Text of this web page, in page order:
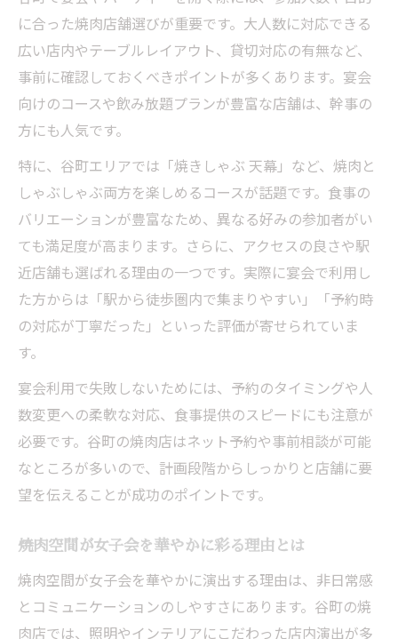
に合った焼肉店舗選びが重要です。大人数に対応できる
広い店内やテーブルレイアウト、貸切対応の有無など、
事前に確認しておくべきポイントが多くあります。宴会
向けのコースや飲み放題プランが豊富な店舗は、幹事の
方にも人気です。
特に、谷町エリアでは「焼きしゃぶ 天幕」など、焼肉と
しゃぶしゃぶ両方を楽しめるコースが話題です。食事の
バリエーションが豊富なため、異なる好みの参加者がい
ても満足度が高まります。さらに、アクセスの良さや駅
近店舗も選ばれる理由の一つです。実際に宴会で利用し
た方からは「駅から徒歩圏内で集まりやすい」「予約時
の対応が丁寧だった」といった評価が寄せられていま
す。
宴会利用で失敗しないためには、予約のタイミングや人
数変更への柔軟な対応、食事提供のスピードにも注意が
必要です。谷町の焼肉店はネット予約や事前相談が可能
なところが多いので、計画段階からしっかりと店舗に要
望を伝えることが成功のポイントです。
焼肉空間が女子会を華やかに彩る理由とは
焼肉空間が女子会を華やかに演出する理由は、非日常感
とコミュニケーションのしやすさにあります。谷町の焼
肉店では、照明やインテリアにこだわった店内演出が多